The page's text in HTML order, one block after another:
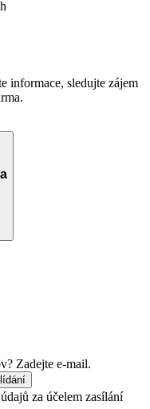
informace, sledujte zájem
? Zadejte e‑mail.
za účelem zasílání